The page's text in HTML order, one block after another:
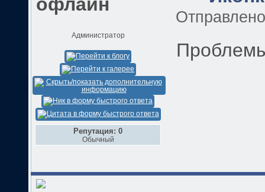
Администратор
Репутация: 0
Обычный